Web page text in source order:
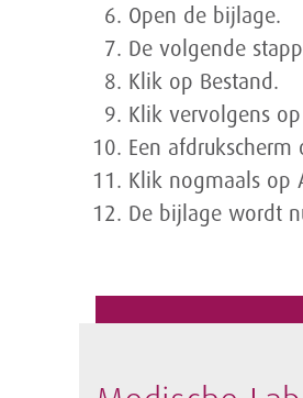
Open de bijlage.
De volgende
Klik op Bestand.
Klik vervolgens
Een afdrukscherm
Klik nogmaals op
De bijlage wordt